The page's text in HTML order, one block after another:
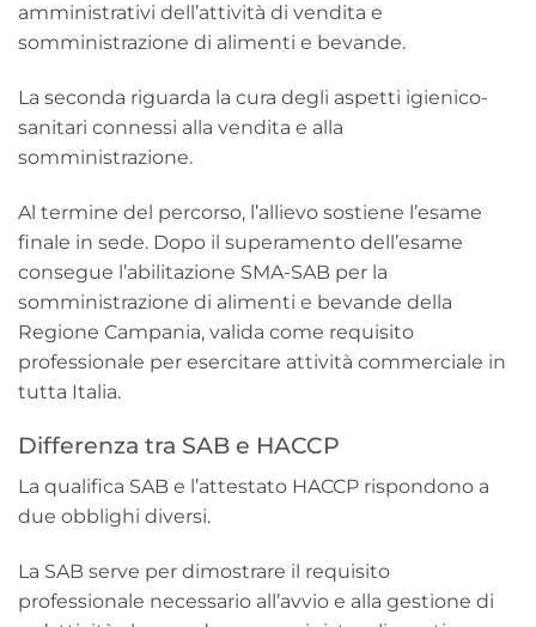
amministrativi dell’attività di vendita e
somministrazione di alimenti e bevande.
La seconda riguarda la cura degli aspetti igienico-
sanitari connessi alla vendita e alla
somministrazione.
Al termine del percorso, l’allievo sostiene l’esame
finale in sede. Dopo il superamento dell’esame
consegue l’abilitazione SMA-SAB per la
somministrazione di alimenti e bevande della
Regione Campania, valida come requisito
professionale per esercitare attività commerciale in
tutta Italia.
Differenza tra SAB e HACCP
La qualifica SAB e l’attestato HACCP rispondono a
due obblighi diversi.
La SAB serve per dimostrare il requisito
professionale necessario all’avvio e alla gestione di